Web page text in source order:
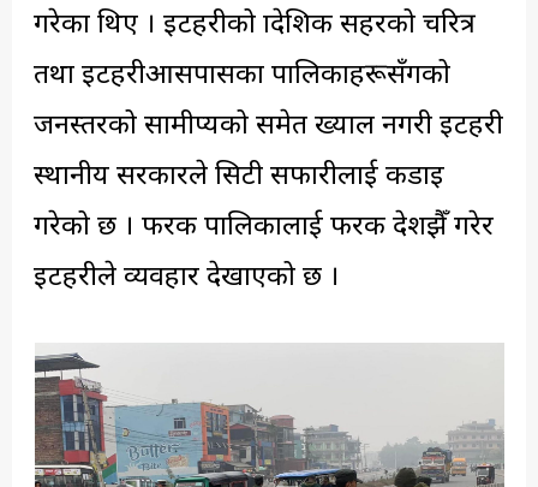
गरेका थिए । इटहरीको प्रादेशिक सहरको चरित्र
तथा इटहरीआसपासका पालिकाहरूसँगको
जनस्तरको सामीप्यको समेत ख्याल नगरी इटहरी
स्थानीय सरकारले सिटी सफारीलाई कडाइ
गरेको छ । फरक पालिकालाई फरक देशझैँ गरेर
इटहरीले व्यवहार देखाएको छ ।